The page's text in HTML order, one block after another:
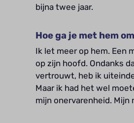
bijna twee jaar.
Hoe ga je met hem
Ik let meer op hem. Een
op zijn hoofd. Ondanks
vertrouwt, heb ik
Maar ik had het wel
mijn onervarenheid.